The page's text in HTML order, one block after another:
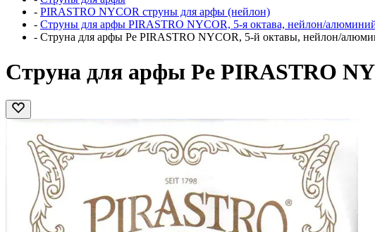
- PIRASTRO NYCOR струны для арфы (нейлон)
- Струны для арфы PIRASTRO NYCOR, 5-я октава, нейлон/
- Струна для арфы Ре PIRASTRO NYCOR, 5-й октавы, нейлон/
Струна для арфы Ре PIRASTRO